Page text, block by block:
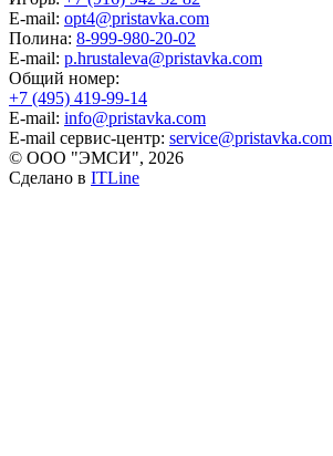
E-mail: opt4@pristavka.com
Полина: 8-999-980-20-02
E-mail: p.hrustaleva@pristavka.com
Общий номер:
+7 (495) 419-99-14
E-mail: info@pristavka.com
E-mail сервис-центр: service@pristavka.com
© ООО "ЭМСИ", 2026
Сделано в ITLine